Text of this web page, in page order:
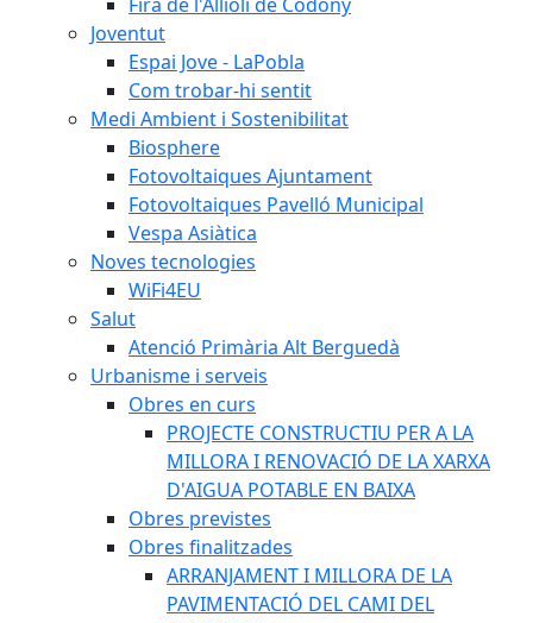
Joventut
Espai Jove - LaPobla
Com trobar-hi sentit
Medi Ambient i Sostenibilitat
Biosphere
Fotovoltaiques Ajuntament
Fotovoltaiques Pavelló Municipal
Vespa Asiàtica
Noves tecnologies
WiFi4EU
Salut
Atenció Primària Alt Berguedà
Urbanisme i serveis
Obres en curs
PROJECTE CONSTRUCTIU PER A LA
MILLORA I RENOVACIÓ DE LA XARXA
D'AIGUA POTABLE EN BAIXA
Obres previstes
Obres finalitzades
ARRANJAMENT I MILLORA DE LA
PAVIMENTACIÓ DEL CAMI DEL